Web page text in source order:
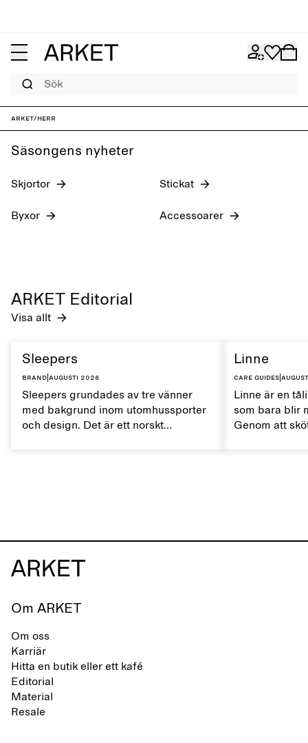
ARKET/Herr
Säsongens nyheter
Skjortor Stickat
Byxor Accessoarer
ARKET Editorial
Visa allt
Sleepers
Brand augusti 2026
Sleepers grundades av tre vänner
med bakgrund inom utomhussporter
och design. Det är ett norskt
Linne
Care guides|
Linne är en
som bara blir
Genom att
Om ARKET
Om oss
Karriär
Hitta en butik eller ett kafé
Editorial
Material
Resale